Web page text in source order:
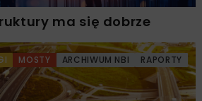
ma się dobrze
MOSTY ARCHIWUM NBI RAPORTY